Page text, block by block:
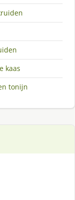
kaas
tonijn